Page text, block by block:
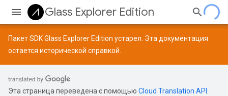
Glass Explorer Edition
Пакет SDK Glass Explorer Edition устарел. Эта документация
остается исторической справкой.
Эта страница переведена с помощью Cloud Translation API